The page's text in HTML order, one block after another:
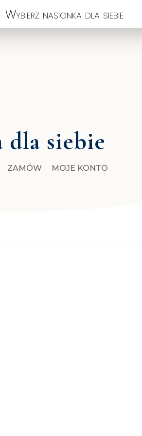
Wybierz nasionka dla siebie
dla siebie
ZAMÓW MOJE KONTO